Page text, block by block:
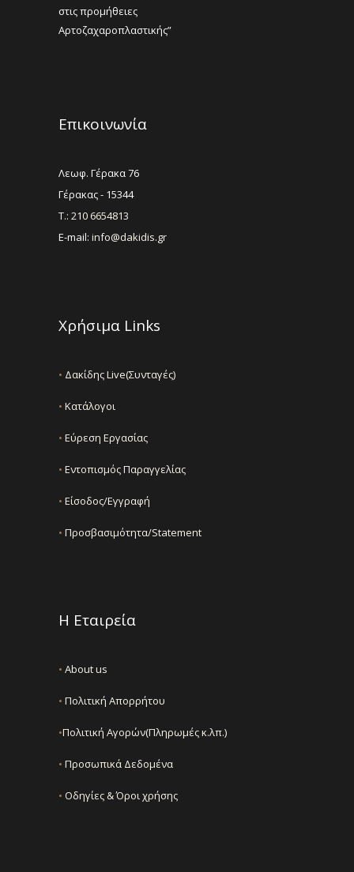
στις προμήθειες
Αρτοζαχαροπλαστικής”
Επικοινωνία
Λεωφ. Γέρακα 76
Γέρακας - 15344
Τ.: 210 6654813
E-mail: info@dakidis.gr
Χρήσιμα Links
• Δακίδης Live(Συνταγές)
• Κατάλογοι
• Εύρεση Εργασίας
• Εντοπισμός Παραγγελίας
• Είσοδος/Εγγραφή
• Προσβασιμότητα/Statement
Η Εταιρεία
• About us
• Πολιτική Απορρήτου
•Πολιτική Αγορών(Πληρωμές κ.λπ.)
• Προσωπικά Δεδομένα
• Οδηγίες & Όροι χρήσης